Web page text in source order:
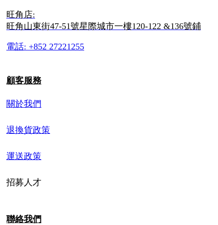
旺角店:
旺角山東街47-51號星際城市一樓120-122 &136號鋪
電話: +852 27221255
顧客服務
關於我們
退換貨政策
運送政策
招募人才
聯絡我們